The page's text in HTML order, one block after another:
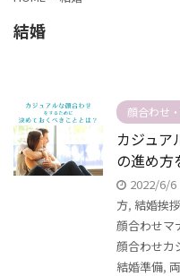
結婚
顔合わせ
カジュア
の進め方
2022/6/6
方, 結婚挨拶
顔合わせマ
顔合わせカ
結婚準備,